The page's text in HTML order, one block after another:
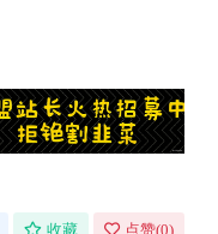
收藏 点赞(0)